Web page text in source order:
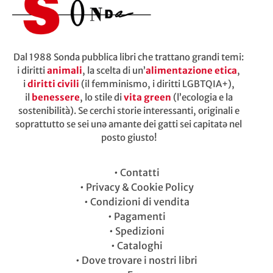
Dal 1988 Sonda pubblica libri che trattano grandi temi:
i dirittianimali, la scelta di un’alimentazione etica,
idiritti civili (il femminismo, i diritti LGBTQIA+),
il benessere, lo stile divita green (l’ecologia e la
sostenibilità). Se cerchi storie interessanti, originali e
soprattutto se sei unə amante dei gatti sei capitatə nel
posto giusto!
• Contatti
• Privacy & Cookie Policy
• Condizioni di vendita
• Pagamenti
• Spedizioni
• Cataloghi
• Dove trovare i nostri libri